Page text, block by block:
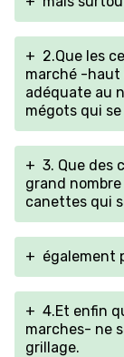
+ 2.Que les
marché -haut
adéquate au
mégots qui
+ 3. Que des
grand
canettes qui
+ également
+ 4.Et enfin
marches- ne
grillage.